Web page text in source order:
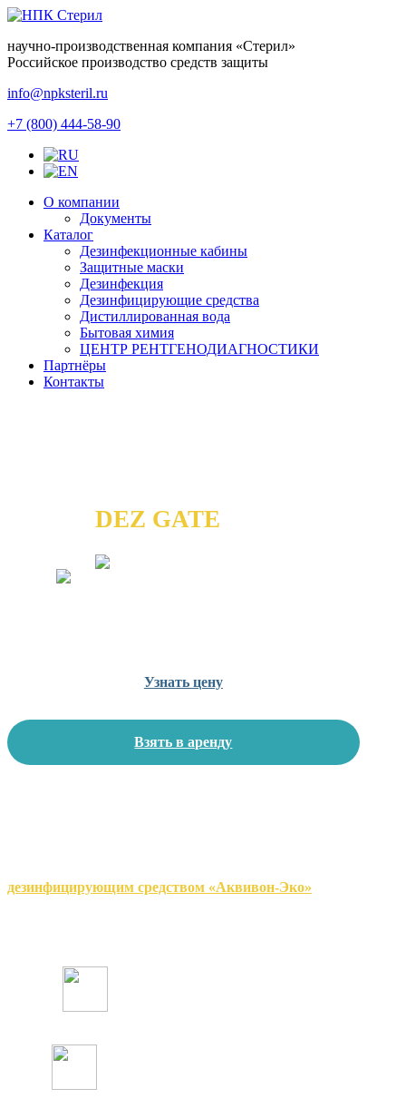
научно-производственная компания «Стерил»
Российское производство средств защиты
info@npksteril.ru
+7 (800) 444-58-90
О компании
Документы
Каталог
Дезинфекционные кабины
Защитные маски
Дезинфекция
Дезинфицирующие средства
Дистиллированная вода
Бытовая химия
ЦЕНТР РЕНТГЕНОДИАГНОСТИКИ
Партнёры
Контакты
DEZ GATE
Узнать цену
Взять в аренду
дезинфицирующим средством «Аквивон-Эко»